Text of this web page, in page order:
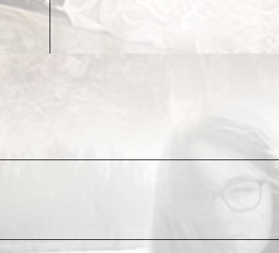
Отныне, Министерство Финансов Франции
налогообложение на продукты «оcoбой
То есть, повысить цены на всё особо
аппетит, начали бы работать над собой и
Здесь я возвращусь к ранее вскользь
для малоимущих классов и, согласно
воспитания и общей культуры, которая, как
Иными словами, воспитанный и
опуститься до уровня «хлебалово-чего-и-
загнать его в такие телеса, от которых
Любая культура прежде всего
Получается, что «наиболее